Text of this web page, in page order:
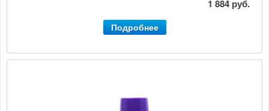
1 884 руб.
Подробнее